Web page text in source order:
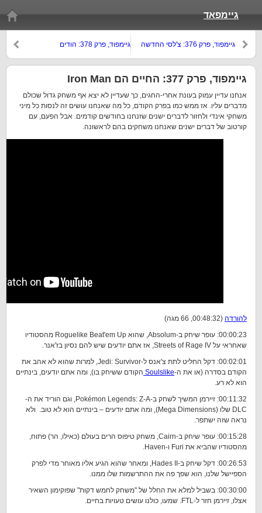
גיימפאד
גיימפוד, פרק 378: הודים
גיימפוד, פרק 376: צ'לסי החדשה
גיימפוד, פרק 377: החיים הם Iron Man
אנחנו עדיין עמוק בעונת אחרי-החגים, כך שעדיין לא יצא אף משחק גדול שכולם
מדברים עליו. אז ממש כמו בפרק הקודם, כל מה שאנחנו עושים זה לנסות כל מיני
משחקי אינדי ולחזור לדברים ישנים שזנחנו בחודשים קודמים. אבל הפעם, עם
קורטוב של דברים ישנים שאנחנו משחקים בהם לראשונה.
להורדה (00:48:32, 66 מגה)
00:00:23: עופר שיחק ב-Absolum, שהוא Roguelike Beat'em Up מהסטודיו
שאחראי על Streets of Rage IV, אז אתם יודעים שיש להם נסיון בז'אנר.
00:02:01: דקל החליט לתת צ'אנס ל-Jedi: Survivor, למרות שהוא לא אהב את
הקודם בסדרה (או את ה-Soulslike הקודם ששיחק בו), ומה אתם יודעים, בינתיים
הוא לא רע.
00:11:32: זיירמן המשיך לשחק ב-Pokémon Legends: Z-A, וגם הוריד את ה-
DLC שלו (Mega Dimensions), ומה אתם יודעים – בינתיים הוא לא טוב. ולא
נראה שזה ישתפר.
00:15:28: עופר שיחק ב-Cairn, משחק טיפוס הרים בעולם (כאילו, הר) פתוח,
מהסטודיו שהביא את Furi ו-Haven.
00:26:53: דקל שיחק ב-Hades II, ומאחר שהוא הגיע אליו מאוחר מדי לפרק
הספיישל שלנו, הוא שפך פה את ההתרשמות שלו ממנו.
00:30:00: בשביל למלא את החלל של "משחק לחמש דקות" שפוקימון השאיר
אצלו, זיירמן חזר ל-FTL. שמעו, כולנו עושים טעויות בחיים.